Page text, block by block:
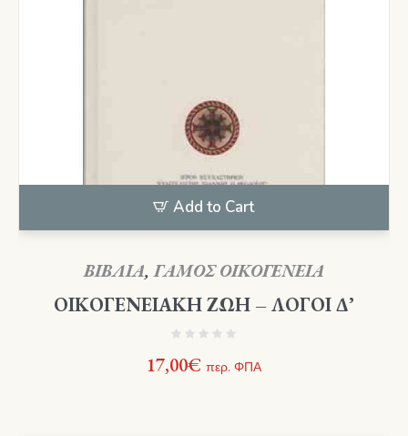
Add to Cart
ΒΙΒΛΙΑ,ΓΑΜΟΣ ΟΙΚΟΓΕΝΕΙΑ
ΟΙΚΟΓΕΝΕΙΑΚΗ ΖΩΗ – ΛΟΓΟΙ Δ’
17,00€ περ. ΦΠΑ